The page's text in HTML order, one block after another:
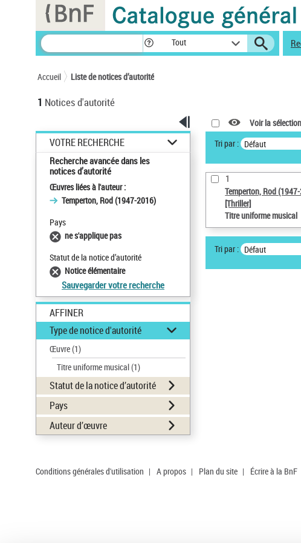
Tout
Accueil Liste de notices d’autorité
1 Notices d'autorité
VOTRE RECHERCHE
Recherche avancée dans les
notices d’autorité
Œuvres liées à l'auteur :
Temperton, Rod (1947-2016)
Pays
ne s'applique pas
Statut de la notice d’autorité
Notice élémentaire
Sauvegarder votre recherche
AFFINER
Type de notice d'autorité
Œuvre(1)
Titre uniforme musical(1)
Statut de la notice d’autorité
Pays
Auteur d’œuvre
Voir la
Tri par : Défaut
1
Temperton, Rod
[Thriller]
Titre uniforme musical
Tri par : Défaut
Conditions générales d'utilisation | A propos | Plan du site | Écrire à la BnF
Panneau de gestion des cookies